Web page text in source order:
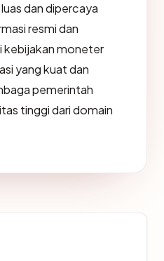
dan dipercaya
resmi dan
kebijakan moneter
yang kuat dan
pemerintah
tinggi dari domain